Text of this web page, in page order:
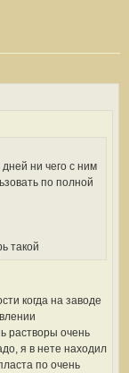
дней ни чего с ним
по полной
такой
когда на заводе
растворы очень
я в нете находил
по очень